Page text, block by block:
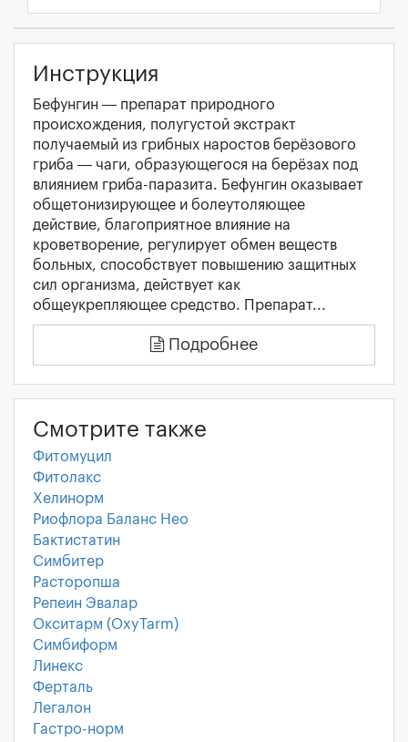
Инструкция
Бефунгин — препарат природного
происхождения, полугустой экстракт
получаемый из грибных наростов берёзового
гриба — чаги, образующегося на берёзах под
влиянием гриба-паразита. Бефунгин оказывает
общетонизирующее и болеутоляющее
действие, благоприятное влияние на
кроветворение, регулирует обмен веществ
больных, способствует повышению защитных
сил организма, действует как
общеукрепляющее средство. Препарат...
Подробнее
Смотрите также
Фитомуцил
Фитолакс
Хелинорм
Риофлора Баланс Нео
Бактистатин
Симбитер
Расторопша
Репеин Эвалар
Окситарм (OxyTarm)
Симбиформ
Линекс
Ферталь
Легалон
Гастро-норм